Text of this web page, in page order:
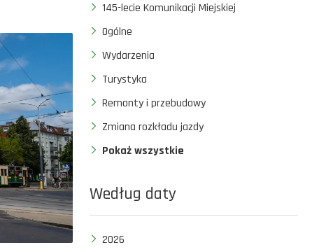
145-lecie Komunikacji Miejskiej
Ogólne
Wydarzenia
Turystyka
Remonty i przebudowy
Zmiana rozkładu jazdy
Pokaż wszystkie
Według daty
2026